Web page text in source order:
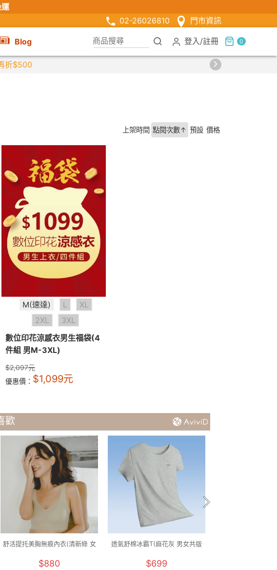
02-26026810
門市資訊
Blog 登入 /註冊 0
折$500
上架時間 點閱次數↑ 預設 價格
M(速達) L
XL
2XL
3XL
數位印花涼感衣男生福袋(4
件組 男M-3XL)
$2,097元
優惠價： $1,099元
歡
舒活提托美胸無痕內衣(清新綠 女
$880
透氣舒棉冰霸T(麻花灰 男女共版
$699